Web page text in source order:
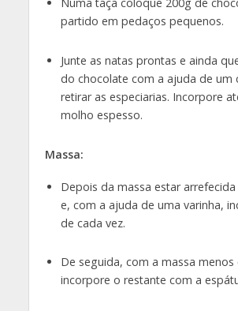
partido em pedaços pequenos.
Junte as natas prontas e ainda
do chocolate com a ajuda de um
retirar as especiarias. Incorpore
molho espesso.
Massa:
Depois da massa estar
e, com a ajuda de uma varinha,
de cada vez.
De seguida, com a massa menos
incorpore o restante com a